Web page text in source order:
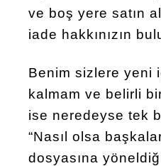
ve boş yere satın
iade hakkınızın
Benim sizlere yeni
kalmam ve belirli
ise neredeyse tek
“Nasıl olsa
dosyasına